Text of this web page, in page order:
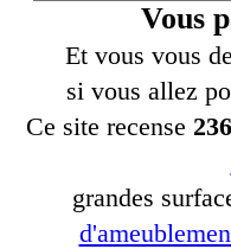
Vous
Et vous vous
si vous allez
Ce site recense
grandes